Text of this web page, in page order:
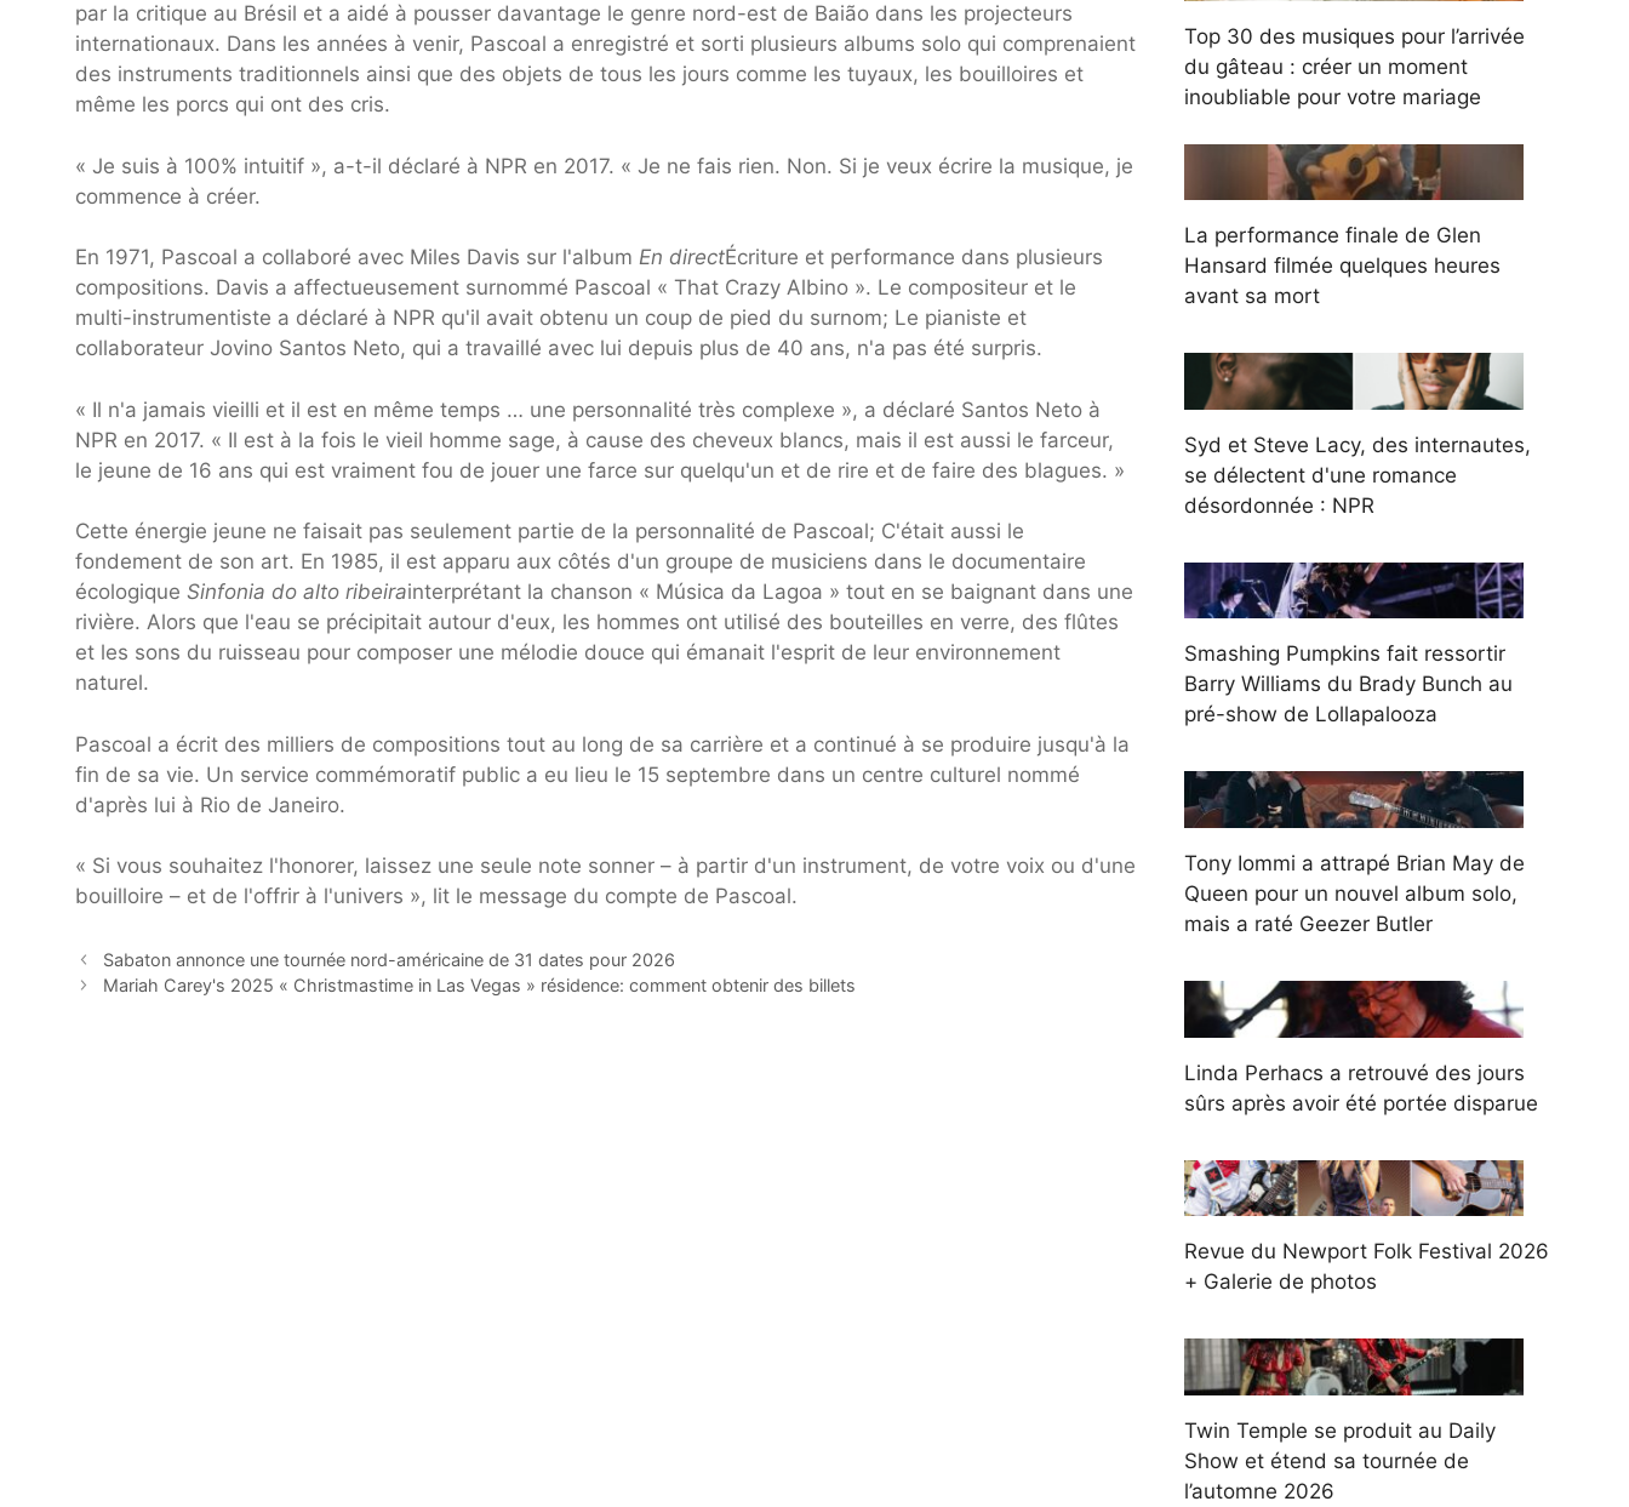
par la critique au Brésil et a aidé à pousser davantage le genre nord-est de Baião dans les projecteurs
internationaux. Dans les années à venir, Pascoal a enregistré et sorti plusieurs albums solo qui comprenaient
des instruments traditionnels ainsi que des objets de tous les jours comme les tuyaux, les bouilloires et
même les porcs qui ont des cris.
« Je suis à 100% intuitif », a-t-il déclaré à NPR en 2017. « Je ne fais rien. Non. Si je veux écrire la musique, je
commence à créer.
En 1971, Pascoal a collaboré avec Miles Davis sur l'album En directÉcriture et performance dans plusieurs
compositions. Davis a affectueusement surnommé Pascoal « That Crazy Albino ». Le compositeur et le
multi-instrumentiste a déclaré à NPR qu'il avait obtenu un coup de pied du surnom; Le pianiste et
collaborateur Jovino Santos Neto, qui a travaillé avec lui depuis plus de 40 ans, n'a pas été surpris.
« Il n'a jamais vieilli et il est en même temps … une personnalité très complexe », a déclaré Santos Neto à
NPR en 2017. « Il est à la fois le vieil homme sage, à cause des cheveux blancs, mais il est aussi le farceur,
le jeune de 16 ans qui est vraiment fou de jouer une farce sur quelqu'un et de rire et de faire des blagues. »
Cette énergie jeune ne faisait pas seulement partie de la personnalité de Pascoal; C'était aussi le
fondement de son art. En 1985, il est apparu aux côtés d'un groupe de musiciens dans le documentaire
écologique Sinfonia do alto ribeirainterprétant la chanson « Música da Lagoa » tout en se baignant dans une
rivière. Alors que l'eau se précipitait autour d'eux, les hommes ont utilisé des bouteilles en verre, des flûtes
et les sons du ruisseau pour composer une mélodie douce qui émanait l'esprit de leur environnement
naturel.
Pascoal a écrit des milliers de compositions tout au long de sa carrière et a continué à se produire jusqu'à la
fin de sa vie. Un service commémoratif public a eu lieu le 15 septembre dans un centre culturel nommé
d'après lui à Rio de Janeiro.
« Si vous souhaitez l'honorer, laissez une seule note sonner – à partir d'un instrument, de votre voix ou d'une
bouilloire – et de l'offrir à l'univers », lit le message du compte de Pascoal.
Sabaton annonce une tournée nord-américaine de 31 dates pour 2026
Mariah Carey's 2025 « Christmastime in Las Vegas » résidence: comment obtenir des billets
Top 30 des musiques pour l’arrivée
du gâteau : créer un moment
inoubliable pour votre mariage
La performance finale de Glen
Hansard filmée quelques heures
avant sa mort
Syd et Steve Lacy, des internautes,
se délectent d'une romance
désordonnée : NPR
Smashing Pumpkins fait ressortir
Barry Williams du Brady Bunch au
pré-show de Lollapalooza
Tony Iommi a attrapé Brian May de
Queen pour un nouvel album solo,
mais a raté Geezer Butler
Linda Perhacs a retrouvé des jours
sûrs après avoir été portée disparue
Revue du Newport Folk Festival 2026
+ Galerie de photos
Twin Temple se produit au Daily
Show et étend sa tournée de
l’automne 2026